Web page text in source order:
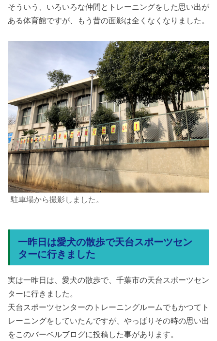
そういう、いろいろな仲間とトレーニングをした思い出が
ある体育館ですが、もう昔の面影は全くなくなりました。
駐車場から撮影しました。
一昨日は愛犬の散歩で天台スポーツセン
ターに行きました
実は一昨日は、愛犬の散歩で、千葉市の天台スポーツセン
ターに行きました。
天台スポーツセンターのトレーニングルームでもかつてト
レーニングをしていたんですが、やっぱりその時の思い出
をこのバーベルブログに投稿した事があります。